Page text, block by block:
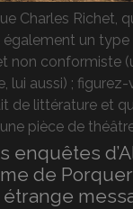
Charles Richet,
également un
non conformiste
lui aussi) ;
de littérature et
pièce de
enquêtes
de
étrange